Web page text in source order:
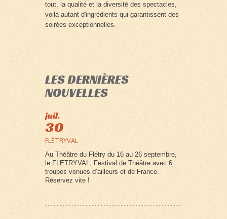
tout, la qualité et la diversité des spectacles,
voilà autant d'ingrédients qui garantissent des
soirées exceptionnelles.
LES DERNIÈRES
NOUVELLES
juil.
30
FLÉTRYVAL
Au Théâtre du Flétry du 16 au 26 septembre,
le FLETRYVAL, Festival de Théâtre avec 6
troupes venues d’ailleurs et de France.
Réservez vite !